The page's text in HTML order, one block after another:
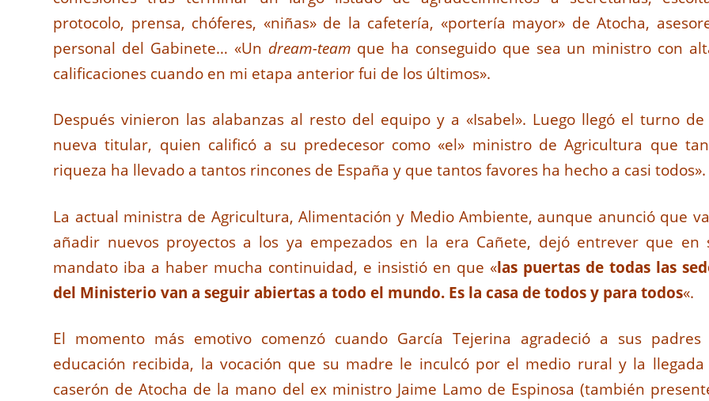
protocolo, prensa, chóferes, «niñas» de la cafetería, «portería mayor» de Atocha,
personal del Gabinete… «Un dream-team que ha conseguido que sea un ministro con
calificaciones cuando en mi etapa anterior fui de los últimos».
Después vinieron las alabanzas al resto del equipo y a «Isabel». Luego llegó el turno
nueva titular, quien calificó a su predecesor como «el» ministro de Agricultura que
riqueza ha llevado a tantos rincones de España y que tantos favores ha hecho a casi todos».
La actual ministra de Agricultura, Alimentación y Medio Ambiente, aunque anunció que
añadir nuevos proyectos a los ya empezados en la era Cañete, dejó entrever que en
mandato iba a haber mucha continuidad, e insistió en que «las puertas de todas las
del Ministerio van a seguir abiertas a todo el mundo. Es la casa de todos y para todos«.
El momento más emotivo comenzó cuando García Tejerina agradeció a sus padres
educación recibida, la vocación que su madre le inculcó por el medio rural y la llegada
caserón de Atocha de la mano del ex ministro Jaime Lamo de Espinosa (también